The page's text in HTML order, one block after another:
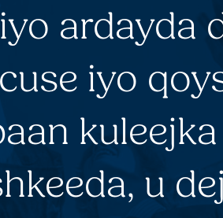
ardayda
iyo
u